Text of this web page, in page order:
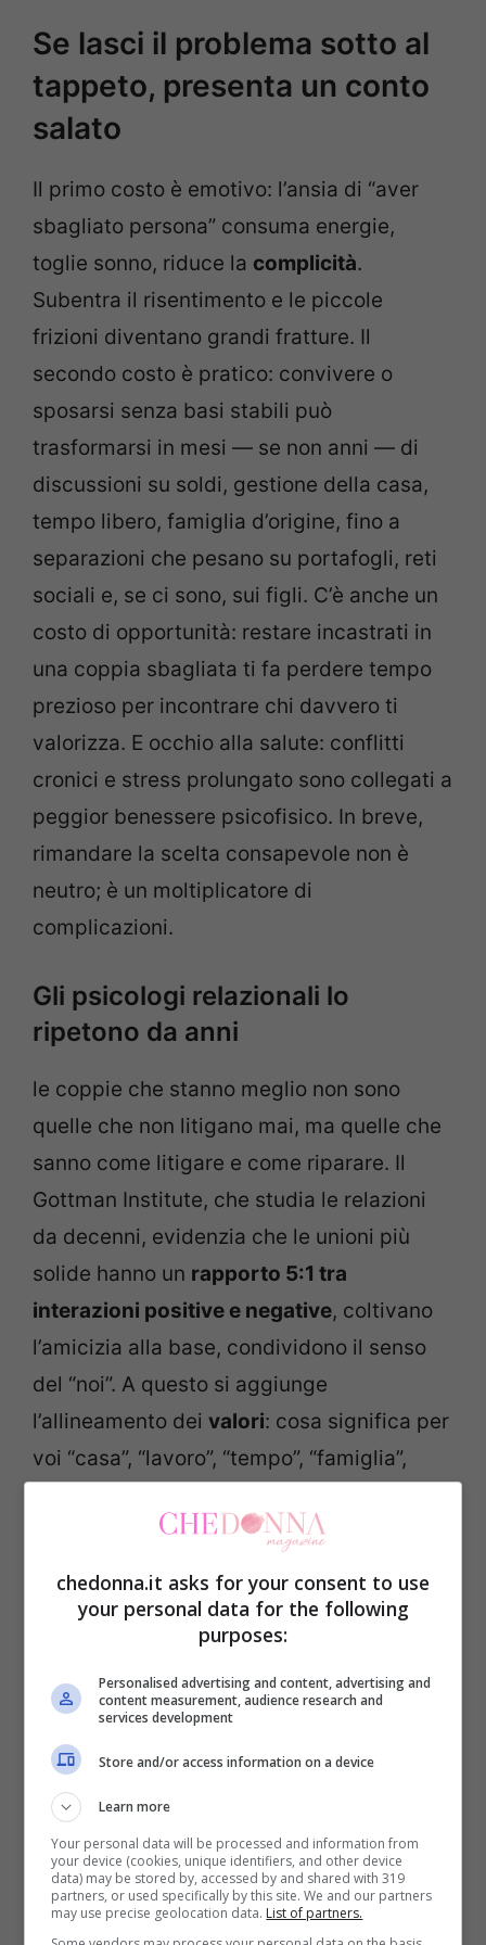
Se lasci il problema sotto al
tappeto, presenta un conto
salato
Il primo costo è emotivo: l’ansia di “aver
sbagliato persona” consuma energie,
toglie sonno, riduce la complicità.
Subentra il risentimento e le piccole
frizioni diventano grandi fratture. Il
secondo costo è pratico: convivere o
sposarsi senza basi stabili può
trasformarsi in mesi — se non anni — di
discussioni su soldi, gestione della casa,
tempo libero, famiglia d’origine, fino a
separazioni che pesano su portafogli, reti
sociali e, se ci sono, sui figli. C’è anche un
costo di opportunità: restare incastrati in
una coppia sbagliata ti fa perdere tempo
prezioso per incontrare chi davvero ti
valorizza. E occhio alla salute: conflitti
cronici e stress prolungato sono collegati a
peggior benessere psicofisico. In breve,
rimandare la scelta consapevole non è
neutro; è un moltiplicatore di
complicazioni.
Gli psicologi relazionali lo
ripetono da anni
le coppie che stanno meglio non sono
quelle che non litigano mai, ma quelle che
sanno come litigare e come riparare. Il
Gottman Institute, che studia le relazioni
da decenni, evidenzia che le unioni più
solide hanno un rapporto 5:1 tra
interazioni positive e negative, coltivano
l’amicizia alla base, condividono il senso
del “noi”. A questo si aggiunge
l’allineamento dei valori: cosa significa per
voi “casa”, “lavoro”, “tempo”, “famiglia”,
danno la mano, si decide meglio. Quando
una guida l’altra a occhi chiusi, si
inciampa.
Cuore e testa, scelta
vincente
La soluzione non è raffreddare il cuore, ma
dargli una bussola
conversazioni oneste e precoci sui temi
che contano. Parlate di futuro senza tabù:
desiderio o meno di figli e in quali tempi,
chedonna.it asks for your consent to use
your personal data for the following
purposes:
Personalised advertising and content, advertising and
content measurement, audience research and
services development
Store and/or access information on a device
Learn more
Your personal data will be processed and information from
your device (cookies, unique identifiers, and other device
data) may be stored by, accessed by and shared with 319
partners, or used specifically by this site. We and our partners
may use precise geolocation data. List of partners.